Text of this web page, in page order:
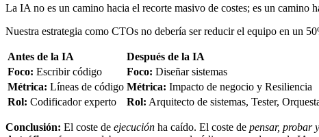
La IA no es un camino hacia el recorte masivo de costes; es un camino
Nuestra estrategia como CTOs no debería ser reducir el equipo en un
Antes de la IA
Después de la IA
Foco: Escribir código Foco: Diseñar sistemas
Métrica: Líneas de código Métrica: Impacto de negocio y Resiliencia
Rol: Codificador experto Rol: Arquitecto de sistemas, Tester,
Conclusión: El coste de ejecución ha caído. El coste de pensar, probar